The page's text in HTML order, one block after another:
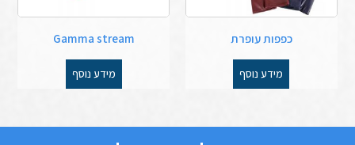
כפפות עופרת
מידע נוסף
Gamma stream
מידע נוסף